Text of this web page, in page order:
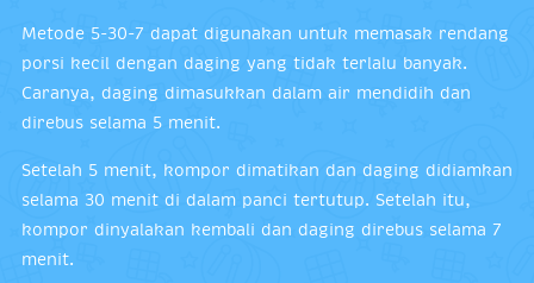
Metode 5-30-7 dapat digunakan untuk memasak rendang
porsi kecil dengan daging yang tidak terlalu banyak.
Caranya, daging dimasukkan dalam air mendidih dan
direbus selama 5 menit.
Setelah 5 menit, kompor dimatikan dan daging didiamkan
selama 30 menit di dalam panci tertutup. Setelah itu,
kompor dinyalakan kembali dan daging direbus selama 7
menit.